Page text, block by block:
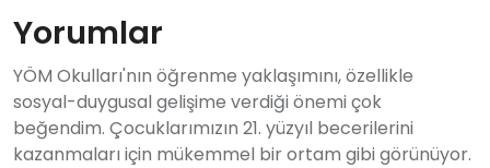
Yorumlar
YÖM Okulları'nın öğrenme yaklaşımını, özellikle
sosyal-duygusal gelişime verdiği önemi çok
beğendim. Çocuklarımızın 21. yüzyıl becerilerini
kazanmaları için mükemmel bir ortam gibi görünüyor.